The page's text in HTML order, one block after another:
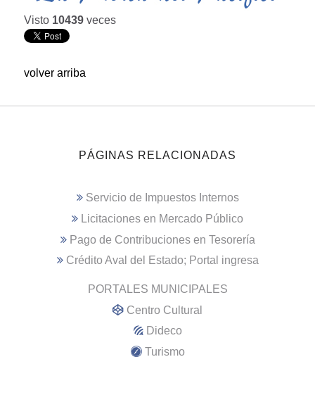
Visto 10439 veces
volver arriba
PÁGINAS RELACIONADAS
Servicio de Impuestos Internos
Licitaciones en Mercado Público
Pago de Contribuciones en Tesorería
Crédito Aval del Estado; Portal ingresa
PORTALES MUNICIPALES
Centro Cultural
Dideco
Turismo